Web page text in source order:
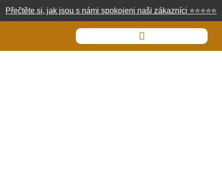
Přečtěte si, jak jsou s námi spokojeni naši zákazníci ⭐⭐⭐⭐⭐